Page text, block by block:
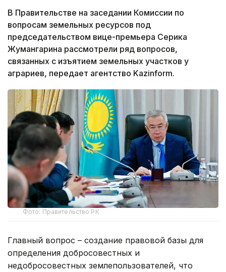
В Правительстве на заседании Комиссии по
вопросам земельных ресурсов под
председательством вице-премьера Серика
Жумангарина рассмотрели ряд вопросов,
связанных с изъятием земельных участков у
аграриев, передает агентство Kazinform.
Фото: Правительство РК
Главный вопрос – создание правовой базы для
определения добросовестных и
недобросовестных землепользователей, что